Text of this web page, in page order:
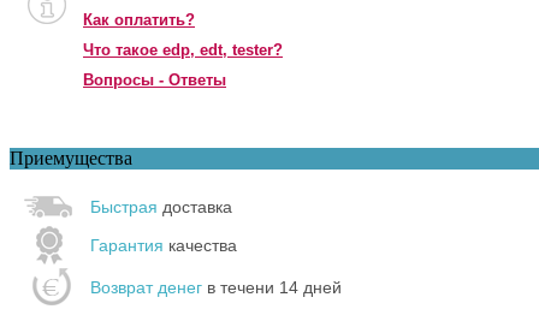
Как оплатить?
Что такое edp, edt, tester?
Вопросы - Ответы
Приемущества
Быстрая доставка
Гарантия качества
Возврат денег в течени 14 дней